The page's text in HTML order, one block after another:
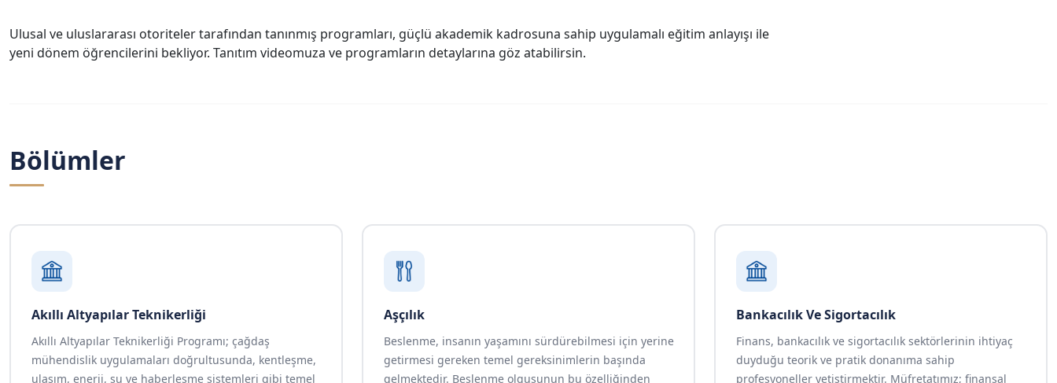
Ulusal ve uluslararası otoriteler tarafından tanınmış programları, güçlü akademik kadrosuna sahip uygulamalı eğitim anlayışı ile
yeni dönem öğrencilerini bekliyor. Tanıtım videomuza ve programların detaylarına göz atabilirsin.
Bölümler
Akıllı Altyapılar Teknikerliği
Akıllı Altyapılar Teknikerliği Programı; çağdaş
mühendislik uygulamaları doğrultusunda, kentleşme,
ulaşım, enerji, su ve haberleşme sistemleri gibi temel
Aşçılık
Beslenme, insanın yaşamını sürdürebilmesi için yerine
getirmesi gereken temel gereksinimlerin başında
gelmektedir. Beslenme olgusunun bu özelliğinden
Bankacılık Ve Sigortacılık
Finans, bankacılık ve sigortacılık sektörlerinin ihtiyaç
duyduğu teorik ve pratik donanıma sahip
profesyoneller yetiştirmektir. Müfretatımız; finansal